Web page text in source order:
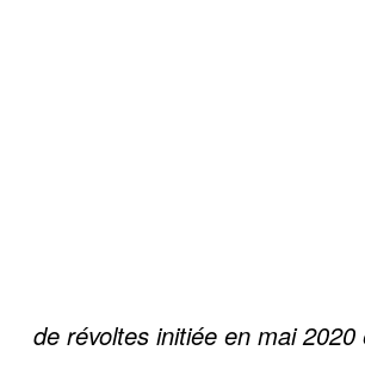
de révoltes initiée en mai